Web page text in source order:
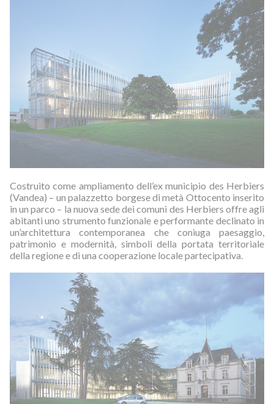
Costruito come ampliamento dell’ex municipio des Herbiers
(Vandea) – un palazzetto borgese di metà Ottocento inserito
in un parco – la nuova sede dei comuni des Herbiers offre agli
abitanti uno strumento funzionale e performante declinato in
un’architettura contemporanea che coniuga paesaggio,
patrimonio e modernità, simboli della portata territoriale
della regione e di una cooperazione locale partecipativa.